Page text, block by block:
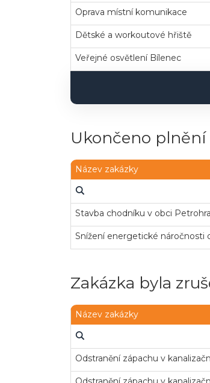
Oprava místní komunikace
Dětské a workoutové hřiště
Veřejné osvětlení Bílenec
Ukončeno plnění
Název zakázky
Stavba chodníku v obci
Snížení energetické náročnosti
Zakázka byla
Název zakázky
Odstranění zápachu v